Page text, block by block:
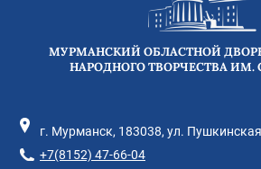
МУРМАНСКИЙ ОБЛАСТНОЙ
НАРОДНОГО ТВОРЧЕСТВА ИМ.
г. Мурманск, 183038, ул.
+7(8152) 47-66-04